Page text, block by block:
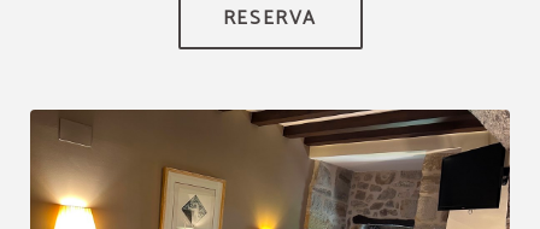
RESERVA